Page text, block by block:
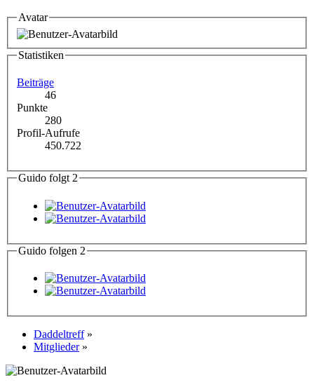
Avatar
Statistiken
Beiträge
46
Punkte
280
Profil-Aufrufe
450.722
Guido folgt 2
Guido folgen 2
Daddeltreff »
Mitglieder »